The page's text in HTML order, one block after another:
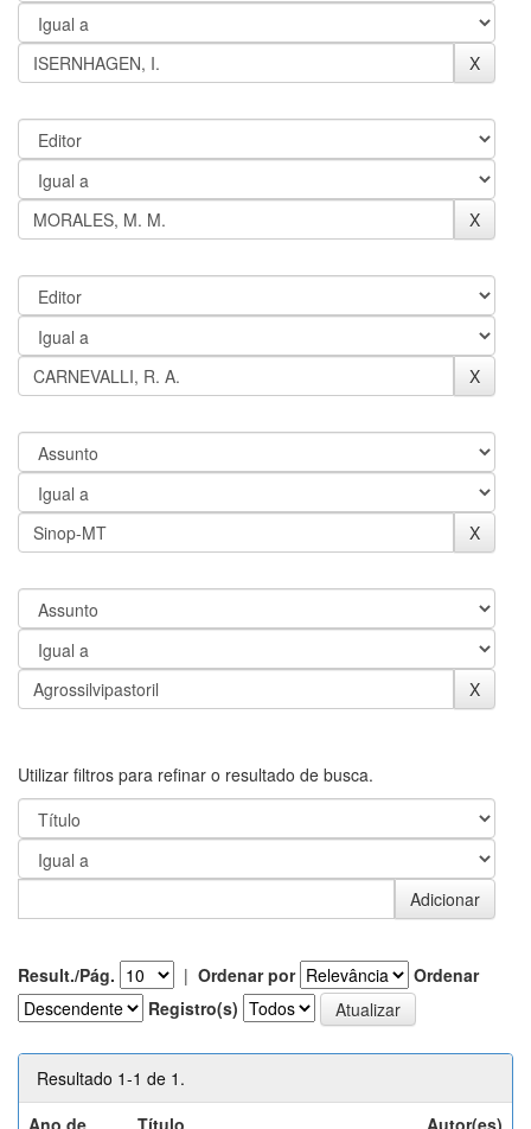
Utilizar filtros para refinar o resultado de busca.
Result./Pág. | Ordenar por
Ordenar
Registro(s)
Resultado 1-1 de 1.
Ano de
Título Autor(es)